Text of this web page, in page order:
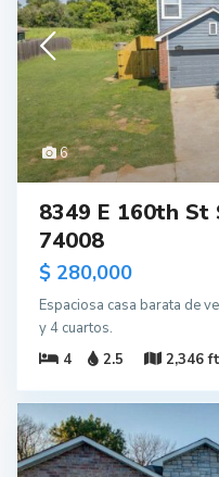
6
8349 E 160th St
74008
$ 280,000
Espaciosa casa barata de
y 4 cuartos.
4
2.5 2,346 ft